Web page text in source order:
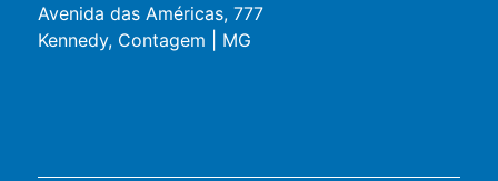
Avenida das Américas, 777
Kennedy, Contagem | MG